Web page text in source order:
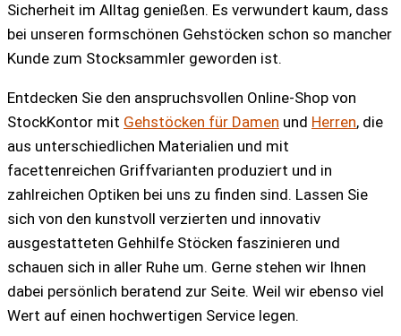
Sicherheit im Alltag genießen. Es verwundert kaum, dass
bei unseren formschönen Gehstöcken schon so mancher
Kunde zum Stocksammler geworden ist.
Entdecken Sie den anspruchsvollen Online-Shop von
StockKontor mit Gehstöcken für Damen und Herren, die
aus unterschiedlichen Materialien und mit
facettenreichen Griffvarianten produziert und in
zahlreichen Optiken bei uns zu finden sind. Lassen Sie
sich von den kunstvoll verzierten und innovativ
ausgestatteten Gehhilfe Stöcken faszinieren und
schauen sich in aller Ruhe um. Gerne stehen wir Ihnen
dabei persönlich beratend zur Seite. Weil wir ebenso viel
Wert auf einen hochwertigen Service legen.